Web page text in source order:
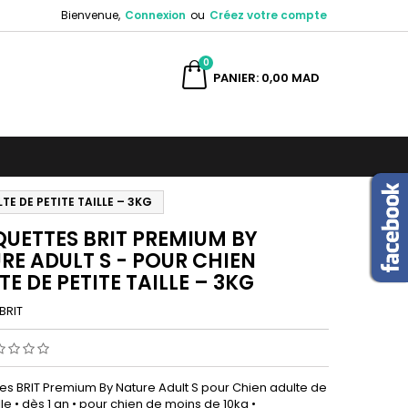
Bienvenue, Connexion ou Créez votre compte
PANIER
0
0,00 MAD
DE PETITE TAILLE – 3KG
BRIT PREMIUM BY
ADULT S - POUR CHIEN
DE PETITE TAILLE – 3KG
BRIT
BRIT Premium By Nature Adult S pour Chien adulte de
• dès 1 an • pour chien de moins de 10kg •